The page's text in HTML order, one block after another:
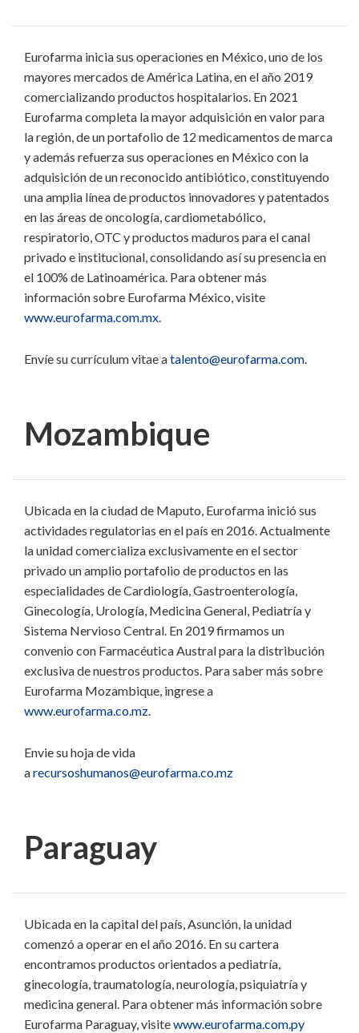
Eurofarma inicia sus operaciones en México, uno de los
mayores mercados de América Latina, en el año 2019
comercializando productos hospitalarios. En 2021
Eurofarma completa la mayor adquisición en valor para
la región, de un portafolio de 12 medicamentos de marca
y además refuerza sus operaciones en México con la
adquisición de un reconocido antibiótico, constituyendo
una amplia línea de productos innovadores y patentados
en las áreas de oncología, cardiometabólico,
respiratorio, OTC y productos maduros para el canal
privado e institucional, consolidando así su presencia en
el 100% de Latinoamérica. Para obtener más
información sobre Eurofarma México, visite
www.eurofarma.com.mx.
Envíe su currículum vitae atalento@eurofarma.com.
Mozambique
Ubicada en la ciudad de Maputo, Eurofarma inició sus
actividades regulatorias en el país en 2016. Actualmente
la unidad comercializa exclusivamente en el sector
privado un amplio portafolio de productos en las
especialidades de Cardiología, Gastroenterología,
Ginecología, Urología, Medicina General, Pediatría y
Sistema Nervioso Central. En 2019 firmamos un
convenio con Farmacéutica Austral para la distribución
exclusiva de nuestros productos. Para saber más sobre
Eurofarma Mozambique, ingrese a
www.eurofarma.co.mz.
Envie su hoja de vida
arecursoshumanos@eurofarma.co.mz
Paraguay
Ubicada en la capital del país, Asunción, la unidad
comenzó a operar en el año 2016. En su cartera
encontramos productos orientados a pediatría,
ginecología, traumatología, neurología, psiquiatría y
medicina general. Para obtener más información sobre
Eurofarma Paraguay, visitewww.eurofarma.com.py